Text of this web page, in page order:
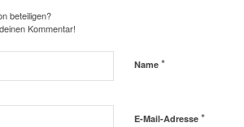
beteiligen?
Kommentar!
Name *
E-Mail-Adresse *